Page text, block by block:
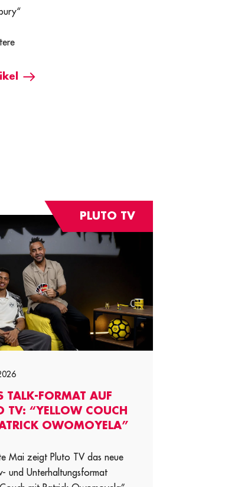
PLUTO TV
TALK-FORMAT AUF
TV: “YELLOW COUCH
OWOMOYELA”
Mai zeigt Pluto TV das neue
und Unterhaltungsformat